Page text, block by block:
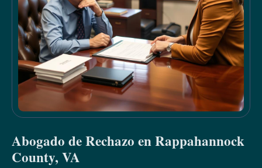
Abogado de Rechazo en Rappahannock
County, VA